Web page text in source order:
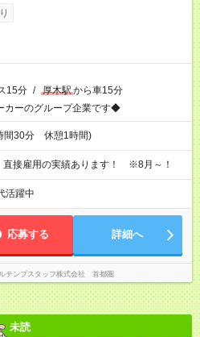
15分 / 厚木駅から車15分
ーのグループ企業です◆
間30分 休憩1時間)
直接雇用の実績あります！ ※8月～！
活躍中
応募する 詳細へ
テンプスタッフ株式会社 首都圏
未読